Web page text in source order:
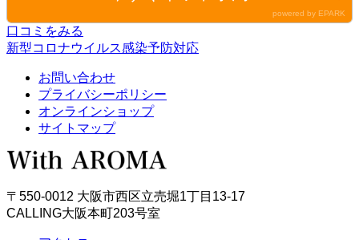
口コミをみる
新型コロナウイルス感染予防対応
お問い合わせ
プライバシーポリシー
オンラインショップ
サイトマップ
〒550-0012 大阪市西区立売堀1丁目13-17
CALLING大阪本町203号室